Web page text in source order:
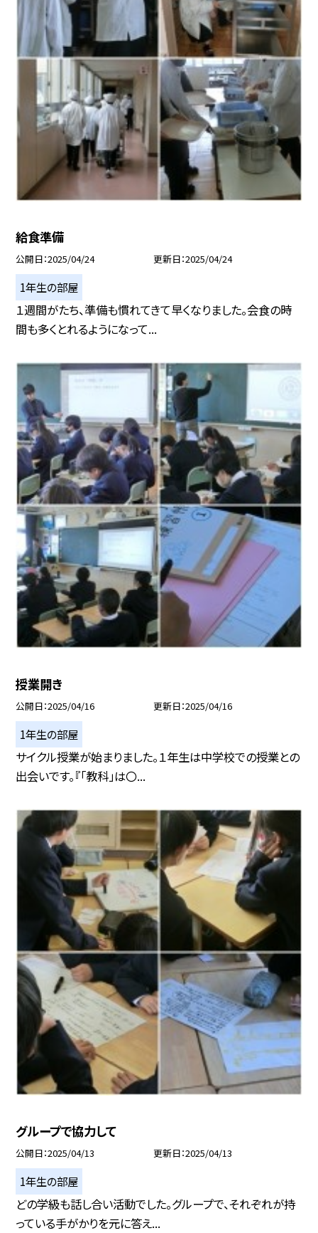
給食準備
公開日 2025/04/24 更新日 2025/04/24
1年生の部屋
１週間がたち、準備も慣れてきて早くなりました。会食の時
間も多くとれるようになって...
授業開き
公開日 2025/04/16 更新日 2025/04/16
1年生の部屋
サイクル授業が始まりました。１年生は中学校での授業との
出会いです。『「教科」は〇...
グループで協力して
公開日 2025/04/13 更新日 2025/04/13
1年生の部屋
どの学級も話し合い活動でした。グループで、それぞれが持
っている手がかりを元に答え...